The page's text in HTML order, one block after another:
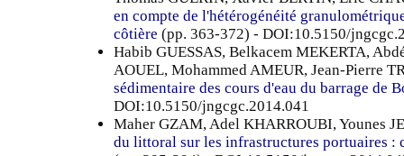
en compte de l'hétérogénéité
côtière (pp. 363-372) - DOI:10.5150/
Habib GUESSAS, Belkacem MEKERTA,
AOUEL, Mohammed AMEUR, Jean-Pierre
sédimentaire des cours d'eau du barrage de
DOI:10.5150/jngcgc.2014.041
Maher GZAM, Adel KHARROUBI, Younes
du littoral sur les infrastructures portuaires :